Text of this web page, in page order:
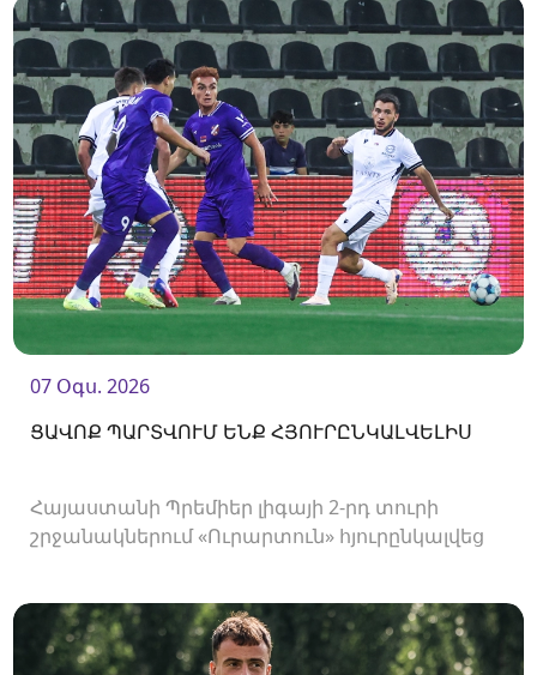
07 Օգս. 2026
ՑԱՎՈՔ ՊԱՐՏՎՈՒՄ ԵՆՔ ՀՅՈՒՐԸՆԿԱԼՎԵԼԻՍ
Հայաստանի Պրեմիեր լիգայի 2-րդ տուրի
շրջանակներում «Ուրարտուն» հյուրընկալվեց